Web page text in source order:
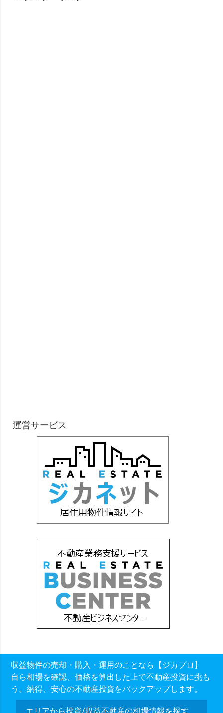
運営サービス
収益物件の売却・購入・運用のことなら【ジカプロ】
自ら相場を確認、価格を算出した上で不動産投資に挑も
う。納得、安心の不動産投資をバックアップします。
エリアから投資/収益不動産の相場情報を探す